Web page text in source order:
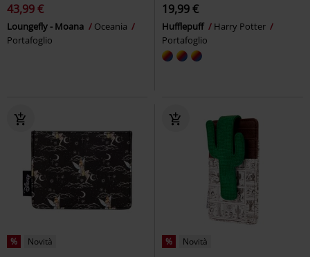
43,99 €
Loungefly - Moana
Oceania
Portafoglio
19,99 €
Hufflepuff
Harry Potter
Portafoglio
% Novità % Novità